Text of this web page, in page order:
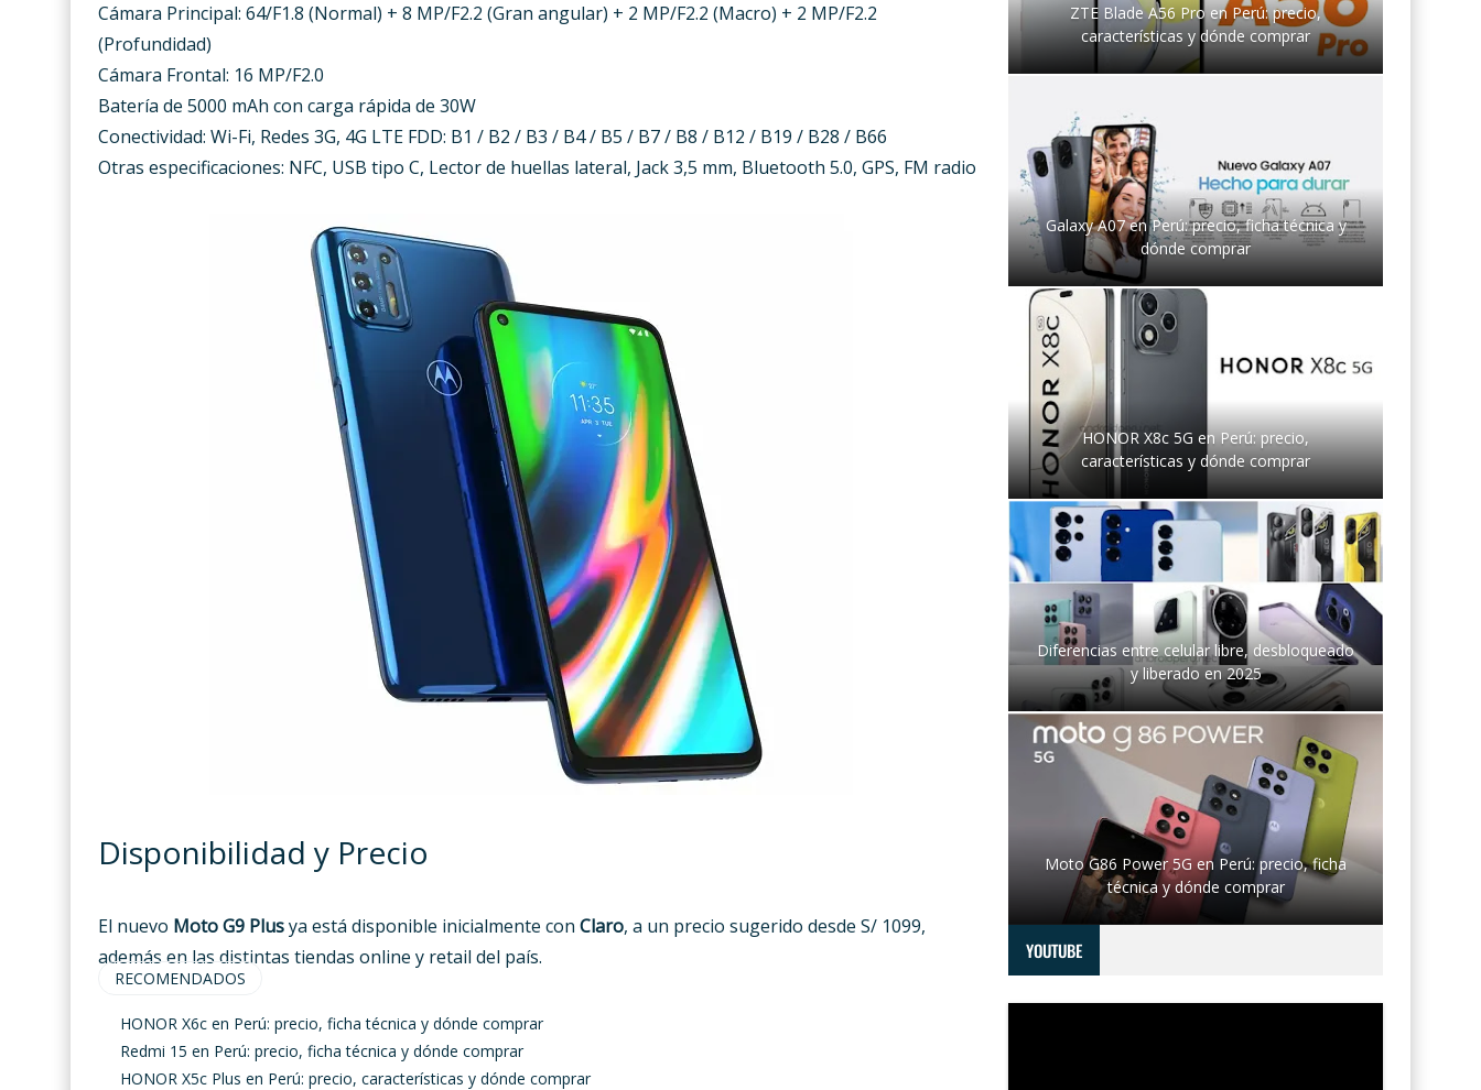
Cámara Principal: 64/F1.8 (Normal) + 8 MP/F2.2 (Gran angular) + 2 MP/F2.2 (Macro) + 2 MP/F2.2
(Profundidad)
Cámara Frontal: 16 MP/F2.0
Batería de 5000 mAh con carga rápida de 30W
Conectividad: Wi-Fi, Redes 3G, 4G LTE FDD: B1 / B2 / B3 / B4 / B5 / B7 / B8 / B12 / B19 / B28 / B66
Otras especificaciones: NFC, USB tipo C, Lector de huellas lateral, Jack 3,5 mm, Bluetooth 5.0, GPS, FM radio
Disponibilidad y Precio
El nuevo Moto G9 Plusya está disponible inicialmente con Claro, a un precio sugerido desde S/ 1099,
además en las distintas tiendas online y retail del país.
RECOMENDADOS
HONOR X6c en Perú: precio, ficha técnica y dónde comprar
Redmi 15 en Perú: precio, ficha técnica y dónde comprar
HONOR X5c Plus en Perú: precio, características y dónde comprar
ZTE Blade A56 Pro en Perú: precio,
características y dónde comprar
Galaxy A07 en Perú: precio, ficha técnica y
dónde comprar
HONOR X8c 5G en Perú: precio,
características y dónde comprar
Diferencias entre celular libre, desbloqueado
y liberado en 2025
Moto G86 Power 5G en Perú: precio, ficha
técnica y dónde comprar
YOUTUBE